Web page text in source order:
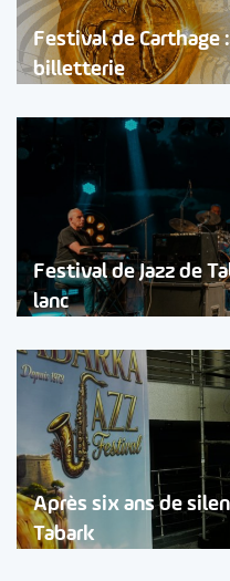
Festival de Carthage
billetterie
Festival de Jazz de
lanc
Après six ans de
Tabark